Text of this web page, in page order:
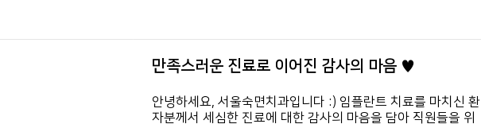
만족스러운 진료로 이어진 감사의 마음 ♥
안녕하세요, 서울숙면치과입니다 :) 임플란트 치료를 마치신 환
자분께서 세심한 진료에 대한 감사의 마음을 담아 직원들을 위